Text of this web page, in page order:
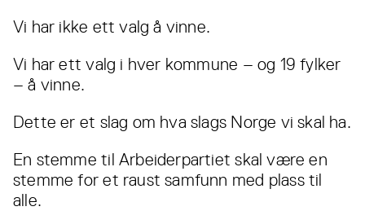
Vi har ikke ett valg å vinne.
Vi har ett valg i hver kommune – og 19 fylker
– å vinne.
Dette er et slag om hva slags Norge vi skal ha.
En stemme til Arbeiderpartiet skal være en
stemme for et raust samfunn med plass til
alle.